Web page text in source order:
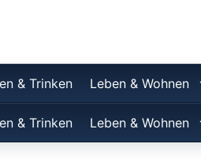
& Trinken Leben & Wohnen
& Trinken Leben & Wohnen